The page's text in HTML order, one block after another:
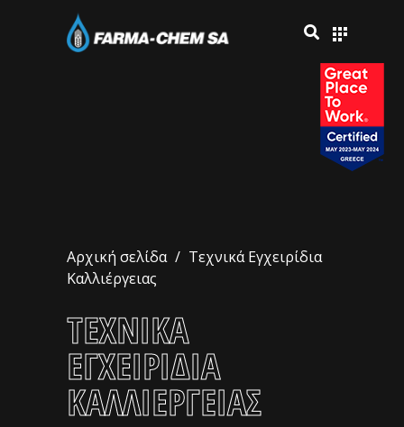
Αρχική σελίδα / Τεχνικά Εγχειρίδια
Καλλιέργειας
ΤΕΧΝΙΚΑ
ΕΓΧΕΙΡΙΔΙΑ
ΚΑΛΛΙΕΡΓΕΙΑΣ